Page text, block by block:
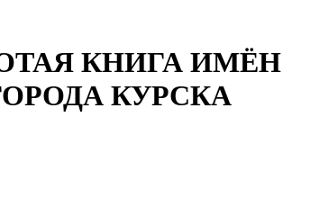
КНИГА ИМЁН
КУРСКА